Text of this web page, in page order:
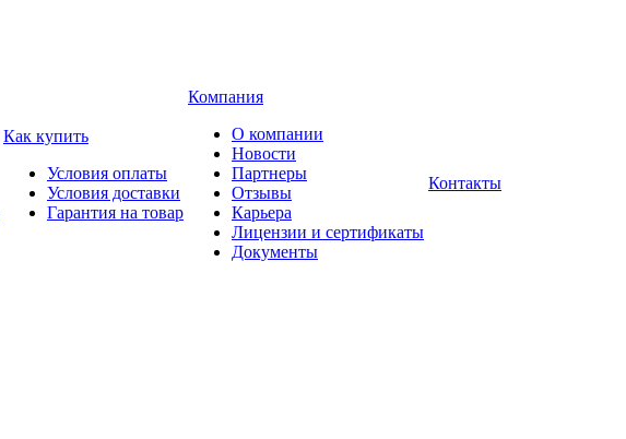
Как купить
Условия оплаты
Условия доставки
Гарантия на товар
Компания
О компании
Новости
Партнеры
Отзывы
Карьера
Лицензии и сертификаты
Документы
Контакты